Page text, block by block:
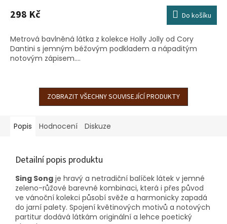
298 Kč Do košíku
Metrová bavlněná látka z kolekce Holly Jolly od Cory
Dantini s jemným béžovým podkladem a nápaditým
notovým zápisem....
ZOBRAZIT VŠECHNY SOUVISEJÍCÍ PRODUKTY
Popis Hodnocení Diskuze
Detailní popis produktu
Sing Song je hravý a netradiční balíček látek v jemné
zeleno-růžové barevné kombinaci, která i přes původ
ve vánoční kolekci působí svěže a harmonicky zapadá
do jarní palety. Spojení květinových motivů a notových
partitur dodává látkám originální a lehce poetický